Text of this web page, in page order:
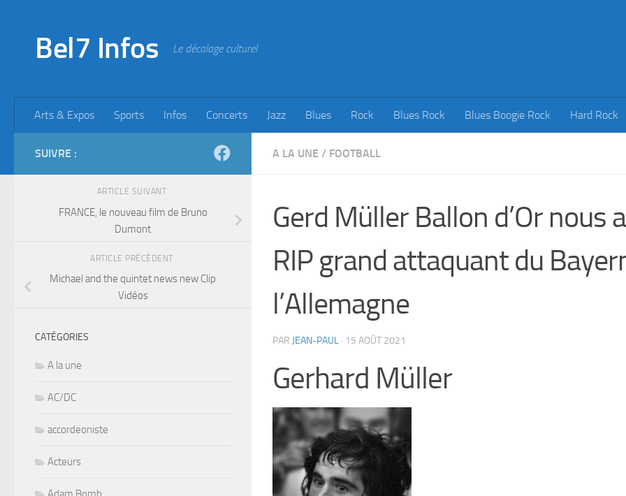
Bel7 Infos Le décalage culturel
Arts & Expos Sports Infos Concerts Jazz Blues Rock Blues Rock Blues Boogie Rock Hard Rock
A LA UNE / FOOTBALL
Gerd Müller Ballon d’Or nous
RIP grand attaquant du
l’Allemagne
PAR JEAN-PAUL · 15 AOÛT 2021
Gerhard Müller
SUIVRE :
ARTICLE SUIVANT
FRANCE, le nouveau film de Bruno
Dumont
ARTICLE PRÉCÉDENT
Michael and the quintet news new Clip
Vidéos
CATÉGORIES
A la une
AC/DC
accordeoniste
Acteurs